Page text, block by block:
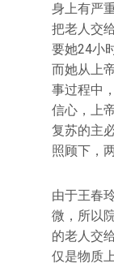
身上有严
把老人交
要她24小
而她从上
事过程中
信心，上
复苏的主
照顾下，
由于王春
微，所以
的老人交
仅是物质